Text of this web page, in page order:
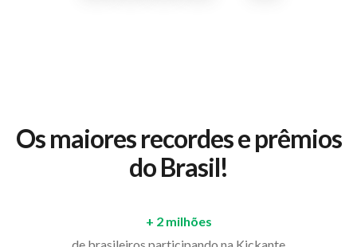
Os maiores recordes e prêmios
do Brasil!
+ 2 milhões